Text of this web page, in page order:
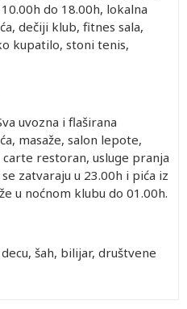
do 18.00h, lokalna
dečiji klub, fitnes sala,
kupatilo, stoni tenis,
uvozna i flaširana
masaže, salon lepote,
restoran, usluge pranja
zatvaraju u 23.00h i pića iz
u noćnom klubu do 01.00h.
šah, bilijar, društvene